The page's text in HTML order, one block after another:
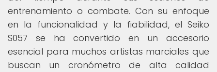
entrenamiento o combate. Con su enfoque
en la funcionalidad y la fiabilidad, el Seiko
S057 se ha convertido en un accesorio
esencial para muchos artistas marciales que
buscan un cronómetro de alta calidad